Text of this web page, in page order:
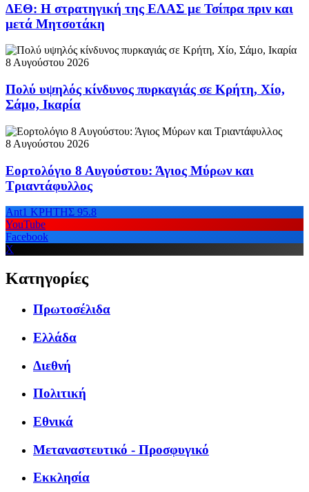
ΔΕΘ: Η στρατηγική της ΕΛΑΣ με Τσίπρα πριν και
μετά Μητσοτάκη
8 Αυγούστου 2026
Πολύ υψηλός κίνδυνος πυρκαγιάς σε Κρήτη, Χίο,
Σάμο, Ικαρία
8 Αυγούστου 2026
Εορτολόγιο 8 Αυγούστου: Άγιος Μύρων και
Τριαντάφυλλος
Ant1 ΚΡΗΤΗΣ 95.8
YouTube
Facebook
X
Κατηγορίες
Πρωτοσέλιδα
Ελλάδα
Διεθνή
Πολιτική
Εθνικά
Μεταναστευτικό - Προσφυγικό
Εκκλησία